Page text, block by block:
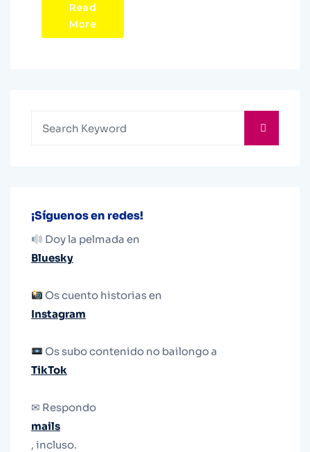
Read
More
¡Síguenos en redes!
Doy la pelmada en
Bluesky
Os cuento historias en
Instagram
Os subo contenido no bailongo a
TikTok
✉ Respondo
mails
, incluso.